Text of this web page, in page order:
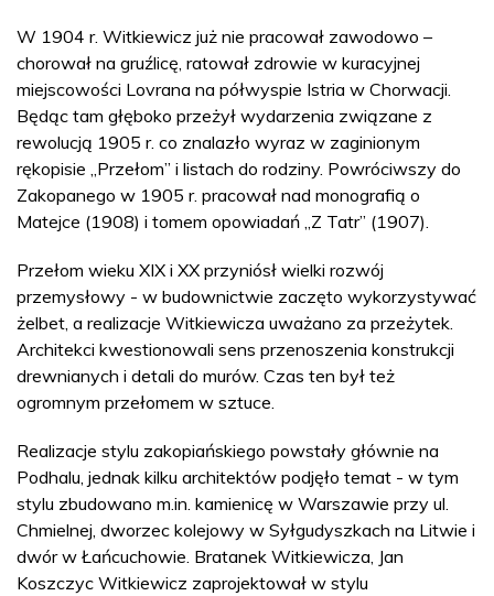
W 1904 r. Witkiewicz już nie pracował zawodowo –
chorował na gruźlicę, ratował zdrowie w kuracyjnej
miejscowości Lovrana na półwyspie Istria w Chorwacji.
Będąc tam głęboko przeżył wydarzenia związane z
rewolucją 1905 r. co znalazło wyraz w zaginionym
rękopisie „Przełom” i listach do rodziny. Powróciwszy do
Zakopanego w 1905 r. pracował nad monografią o
Matejce (1908) i tomem opowiadań „Z Tatr” (1907).
Przełom wieku XIX i XX przyniósł wielki rozwój
przemysłowy - w budownictwie zaczęto wykorzystywać
żelbet, a realizacje Witkiewicza uważano za przeżytek.
Architekci kwestionowali sens przenoszenia konstrukcji
drewnianych i detali do murów. Czas ten był też
ogromnym przełomem w sztuce.
Realizacje stylu zakopiańskiego powstały głównie na
Podhalu, jednak kilku architektów podjęło temat - w tym
stylu zbudowano m.in. kamienicę w Warszawie przy ul.
Chmielnej, dworzec kolejowy w Syłgudyszkach na Litwie i
dwór w Łańcuchowie. Bratanek Witkiewicza, Jan
Koszczyc Witkiewicz zaprojektował w stylu